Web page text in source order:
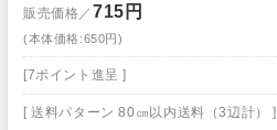
販売価格／ 715円
(本体価格:650円)
[7ポイント進呈 ]
[ 送料パターン 80㎝以内送料（3辺計） ]